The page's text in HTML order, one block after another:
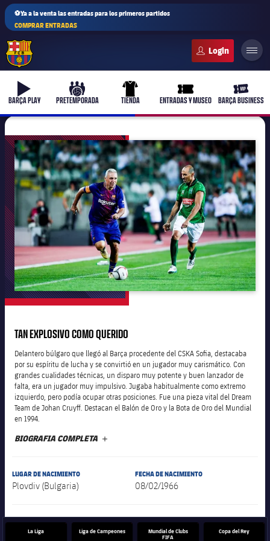
⚽Ya a la venta las entradas para los primeros partidos
COMPRAR ENTRADAS
b-play
BARÇA PLAY
culers-ball
PRETEMPORADA
uniform
TIENDA
ticket-full
ENTRADAS Y MUSEO
ticket-
BARÇA BUSINESS
plusicon
más
Junta Directiva
Estructura ejecutiva
Organigramas
chevron-right
label.aria.chevronright
chevron-right
label.aria.chevronright
chevron-right
label.aria.chevronright
plusicon
más
Barça Academy
Más que un club
Masia 360
plusicon
más
Década a década
Presidentes
Jugadores de leyenda
Centro de documentación
TAN EXPLOSIVO COMO QUERIDO
Delantero búlgaro que llegó al Barça procedente del CSKA Sofia, destacaba
por su espíritu de lucha y se convirtió en un jugador muy carismático. Con
grandes cualidades técnicas, un disparo muy potente y buen lanzador de
falta, era un jugador muy impulsivo. Jugaba habitualmente como extremo
izquierdo, pero podía ocupar otras posiciones. Fue una pieza vital del Dream
Team de Johan Cruyff. Destacan el Balón de Oro y la Bota de Oro del Mundial
en 1994.
BIOGRAFIA COMPLETA
LUGAR DE NACIMIENTO
Plovdiv (Bulgaria)
FECHA DE NACIMIENTO
08/02/1966
La Liga Liga de Campeones
Mundial de Clubs
FIFA
Copa del Rey